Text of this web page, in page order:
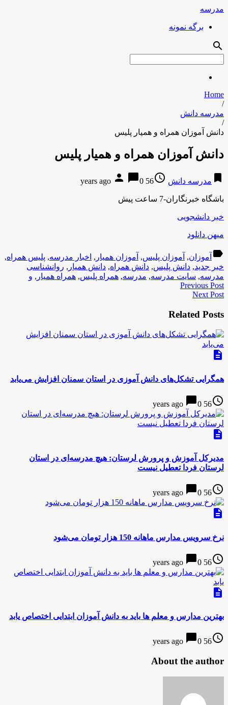
مدرسه
برگه نمونه
search
Home
/
مدرسه دانش
/
دانش آموزان همراه و همیار پلیس
دانش آموزان همراه و همیار پلیس
bookmark مدرسه دانش access_time
56 years ago
person chat_bubble0
باشگاه خبرنگاران-7 ساعت پیش
خبر دانشجویی
میهن دانلود
label آموزان, آموزان پلیس, آموزان همیار , اخبار مدرسه, پلیس همراه,
خبر جدید, دانش پلیس, دانش همراه, دانش همیار , روانشناسی
مدرسه, سایت مدرسه, مدرسه, همراه پلیس, همراه همیار , و
Previous Post
Next Post
Related Posts
description
همگرایی تشکل‌های دانش آموزی در استان سمنان افزایش می‌یابد
access_time
56 years ago
chat_bubble0
description
مدیرکل آموزش و پرورش لرستان: هیچ مدرسه‌ای در استان
لرستان فردا تعطیل نیست
access_time
56 years ago
chat_bubble0
description
نرخ سرویس مدارس ماهانه 150 هزار تومان می‌شود
access_time
56 years ago
chat_bubble0
description
بهترین مدارس و معلم ها باید به دانش آموزان ابتدایی اختصاص یابد
access_time
56 years ago
chat_bubble0
About the author